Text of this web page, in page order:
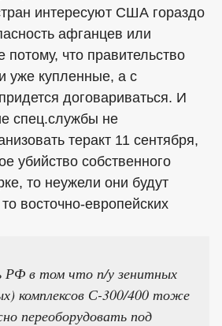
интересуют США гораздо
афганцев или
что правительство
уже купленные, а с
договариваться. И
спец.службы не
теракт 11 сентября,
убийство собственного
то неужели они будут
восточно-европейских
в том что п/у зенитных
комплексов С-300/400 тоже
переоборудовать под